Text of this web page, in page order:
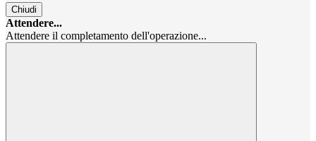
Chiudi
Attendere...
Attendere il completamento dell'operazione...